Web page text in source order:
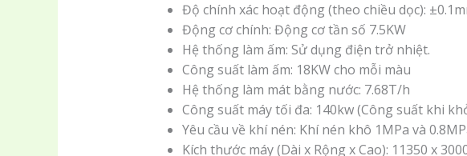
Độ chính xác hoạt động (theo chiều dọc):
Động cơ chính: Động cơ tần số 7.5KW
Hệ thống làm ấm: Sử dụng điện trở nhiệt.
Công suất làm ấm: 18KW cho mỗi màu
Hệ thống làm mát bằng nước: 7.68T/h
Công suất máy tối đa: 140kw (Công suất khi
Yêu cầu về khí nén: Khí nén khô 1MPa và
Kích thước máy (Dài x Rộng x Cao): 11350 x